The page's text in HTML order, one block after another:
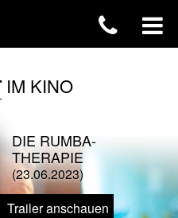
IM KINO
DIE RUMBA-
THERAPIE
(23.06.2023)
Trailer anschauen